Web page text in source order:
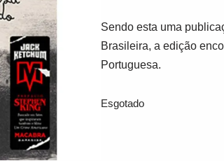
Sendo esta uma
Brasileira, a edição
Portuguesa.
Esgotado